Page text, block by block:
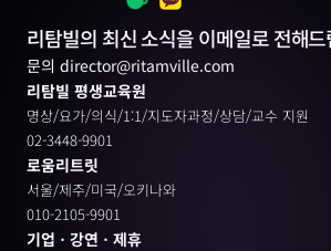
리탐빌의 최신 소식을 이메일로 전해
문의 director@ritamville.com
리탐빌 평생교육원
명상/요가/의식/1:1/지도자과정/상담/교수 지원
02-3448-9901
로움리트릿
서울/제주/미국/오키나와
010-2105-9901
기업ㆍ강연ㆍ제휴